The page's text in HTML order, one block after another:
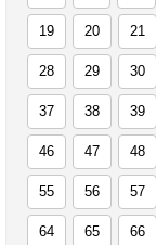
19 20 21
28 29 30
37 38 39
46 47 48
55 56 57
64 65 66